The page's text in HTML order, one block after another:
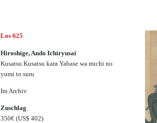
Los 625
Hiroshige, Ando Ichiryusai
Kusatsu Kusatsu kara Yabase wa michi no
yumi to suru
Im Archiv
Zuschlag
350€(US$ 402)